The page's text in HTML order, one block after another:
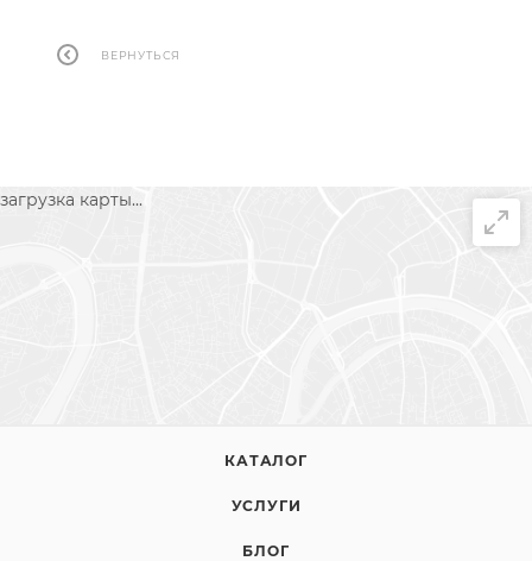
ВЕРНУТЬСЯ
загрузка карты...
КАТАЛОГ
УСЛУГИ
БЛОГ